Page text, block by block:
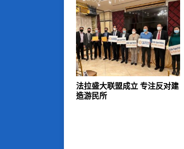
法拉盛大联盟成立 专注反对建
造游民所